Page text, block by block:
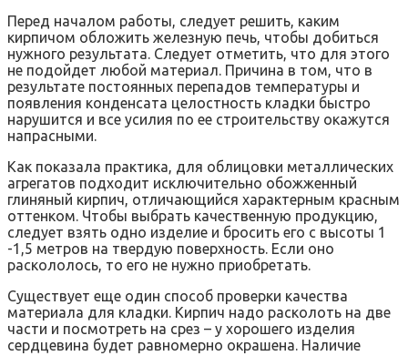
Перед началом работы, следует решить, каким
кирпичом обложить железную печь, чтобы добиться
нужного результата. Следует отметить, что для этого
не подойдет любой материал. Причина в том, что в
результате постоянных перепадов температуры и
появления конденсата целостность кладки быстро
нарушится и все усилия по ее строительству окажутся
напрасными.
Как показала практика, для облицовки металлических
агрегатов подходит исключительно обожженный
глиняный кирпич, отличающийся характерным красным
оттенком. Чтобы выбрать качественную продукцию,
следует взять одно изделие и бросить его с высоты 1
-1,5 метров на твердую поверхность. Если оно
раскололось, то его не нужно приобретать.
Существует еще один способ проверки качества
материала для кладки. Кирпич надо расколоть на две
части и посмотреть на срез – у хорошего изделия
сердцевина будет равномерно окрашена. Наличие